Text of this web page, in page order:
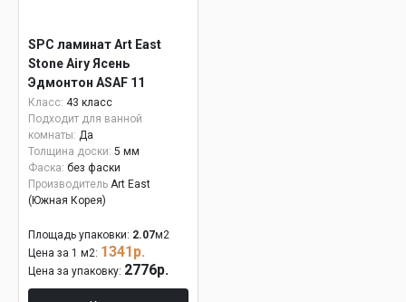
SPC ламинат Art East
Stone Airy Ясень
Эдмонтон ASAF 11
Класс: 43 класс
Подходит для ванной
комнаты: Да
Толщина доски: 5 мм
Фаска: без фаски
Производитель Art East
(Южная Корея)
Площадь упаковки: 2.07м2
Цена за 1 м2: 1341р.
Цена за упаковку: 2776р.